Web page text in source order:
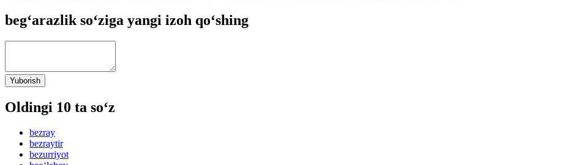
beg‘arazlik so‘ziga yangi izoh qo‘shing
Yuborish
Oldingi 10 ta so‘z
bezray
bezraytir
bezurriyot